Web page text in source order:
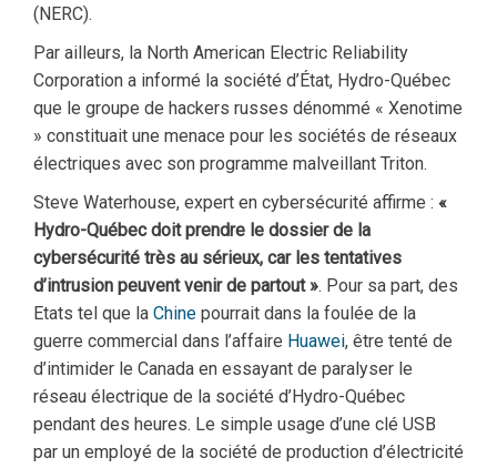
(NERC).
Par ailleurs, la North American Electric Reliability
Corporation a informé la société d’État, Hydro-Québec
que le groupe de hackers russes dénommé « Xenotime
» constituait une menace pour les sociétés de réseaux
électriques avec son programme malveillant Triton.
Steve Waterhouse, expert en cybersécurité affirme : «
Hydro-Québec doit prendre le dossier de la
cybersécurité très au sérieux, car les tentatives
d’intrusion peuvent venir de partout ». Pour sa part, des
Etats tel que la Chine pourrait dans la foulée de la
guerre commercial dans l’affaire Huawei, être tenté de
d’intimider le Canada en essayant de paralyser le
réseau électrique de la société d’Hydro-Québec
pendant des heures. Le simple usage d’une clé USB
par un employé de la société de production d’électricité